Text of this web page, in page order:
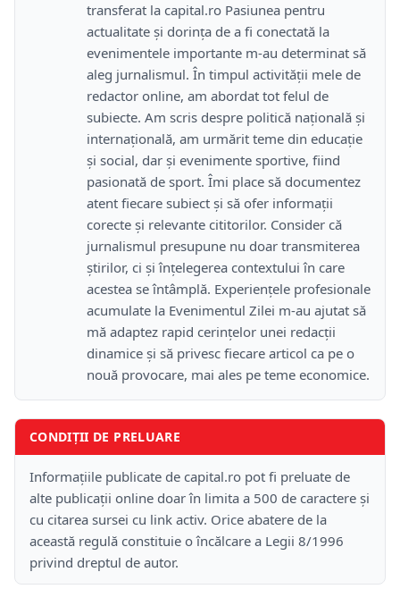
transferat la capital.ro Pasiunea pentru
actualitate și dorința de a fi conectată la
evenimentele importante m-au determinat să
aleg jurnalismul. În timpul activității mele de
redactor online, am abordat tot felul de
subiecte. Am scris despre politică națională și
internațională, am urmărit teme din educație
și social, dar și evenimente sportive, fiind
pasionată de sport. Îmi place să documentez
atent fiecare subiect și să ofer informații
corecte și relevante cititorilor. Consider că
jurnalismul presupune nu doar transmiterea
știrilor, ci și înțelegerea contextului în care
acestea se întâmplă. Experiențele profesionale
acumulate la Evenimentul Zilei m-au ajutat să
mă adaptez rapid cerințelor unei redacții
dinamice și să privesc fiecare articol ca pe o
nouă provocare, mai ales pe teme economice.
CONDIȚII DE PRELUARE
Informațiile publicate de capital.ro pot fi preluate de
alte publicații online doar în limita a 500 de caractere și
cu citarea sursei cu link activ. Orice abatere de la
această regulă constituie o încălcare a Legii 8/1996
privind dreptul de autor.